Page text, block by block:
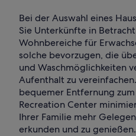
Bei der Auswahl eines
Sie Unterkünfte in
Wohnbereiche für
solche bevorzugen, die
und Waschmöglichkeiten
Aufenthalt zu
bequemer Entfernung
Recreation Center
Ihrer Familie mehr
erkunden und zu genießen.